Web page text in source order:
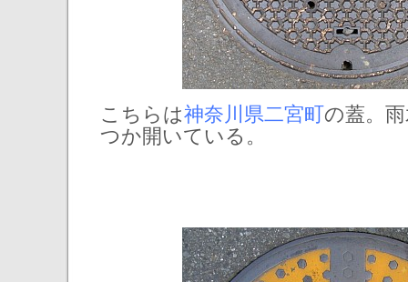
こちらは神奈川県二宮町の蓋。
つか開いている。